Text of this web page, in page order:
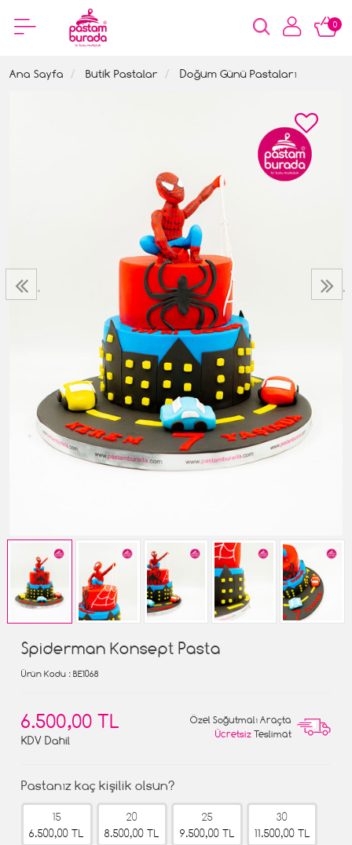
0
Ana Sayfa Butik Pastalar Doğum Günü Pastaları
‹ ›
Spiderman Konsept Pasta
Ürün Kodu : BE1068
6.500,00 TL
KDV Dahil
Özel Soğutmalı Araçta
Ücretsiz Teslimat
Pastanız kaç kişilik olsun?
15
6.500,00 TL
20
8.500,00 TL
25
9.500,00 TL
30
11.500,00 TL